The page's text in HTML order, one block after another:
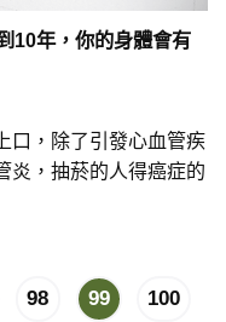
10年，你的身體會有
口，除了引發心血管疾
炎，抽菸的人得癌症的
98 99
100